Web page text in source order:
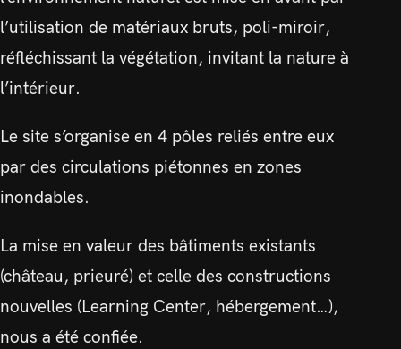
l’utilisation de matériaux bruts, poli-miroir,
réfléchissant la végétation, invitant la nature à
l’intérieur.
Le site s’organise en 4 pôles reliés entre eux
par des circulations piétonnes en zones
inondables.
La mise en valeur des bâtiments existants
(château, prieuré) et celle des constructions
nouvelles (Learning Center, hébergement…),
nous a été confiée.